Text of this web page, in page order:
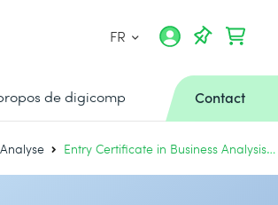
FR
de digicomp Contact
Entry Certificate in Business Analysis™ (ECBA™) par IIBA®